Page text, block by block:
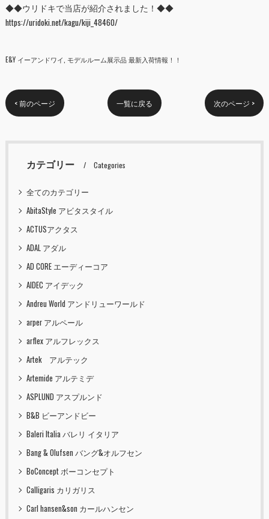
◆◆ウリドキで当店が紹介されました！◆◆
https://uridoki.net/kagu/kiji_48460/
E&Y イーアンドワイ モデルルーム展示品 最新入荷情報！！
< 前のページ 一覧に戻る 次のページ >
カテゴリー Categories
全てのカテゴリー
AbitaStyle アビタスタイル
ACTUSアクタス
ADAL アダル
AD CORE エーディーコア
AIDEC アイデック
Andreu World アンドリューワールド
arper アルペール
arflex アルフレックス
Artek アルテック
Artemide アルテミデ
ASPLUND アスプルンド
B&B ビーアンドビー
Baleri Italia バレリ イタリア
Bang & Olufsen バング&オルフセン
BoConcept ボーコンセプト
Calligaris カリガリス
Carl hansen&son カールハンセン